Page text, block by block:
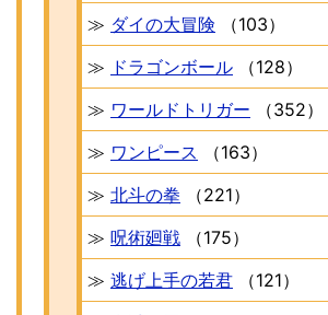
≫ ダイの大冒険
（103）
≫ ドラゴンボール
（128）
≫ ワールドトリガー
（352）
≫ ワンピース
（163）
≫ 北斗の拳
（221）
≫ 呪術廻戦
（175）
≫ 逃げ上手の若君
（121）